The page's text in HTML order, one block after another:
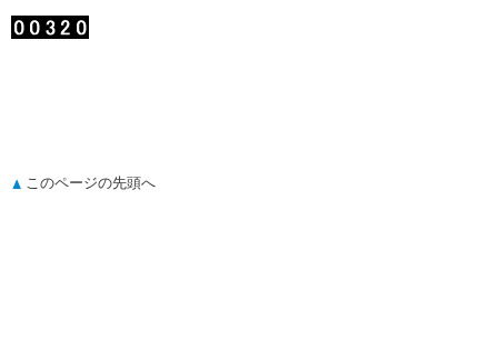
このページの先頭へ